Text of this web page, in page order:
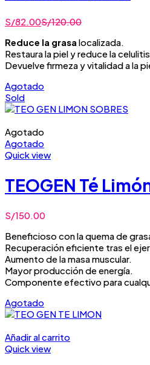
S/82.00S/120.00
Reduce la grasa localizada.
Restaura la piel y reduce la
Devuelve firmeza y vitalidad a la
Agotado
Sold
Agotado
Agotado
Quick view
TEOGEN Té
S/150.00
Beneficioso con la quema de
Recuperación eficiente tras el
Aumento de la masa muscular.
Mayor producción de energía.
Componente efectivo para
Agotado
Añadir al carrito
Quick view